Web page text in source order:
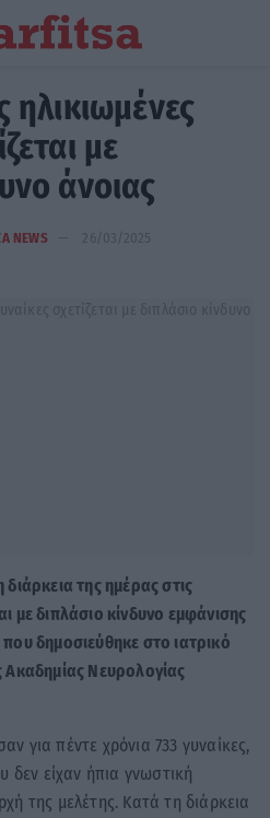
ηλικιωμένες
με
άνοιας
NEWS
26/03/2025
της ημέρας στις
με διπλάσιο κίνδυνο εμφάνισης
δημοσιεύθηκε στο ιατρικό
Ακαδημίας Νευρολογίας
για πέντε χρόνια 733 γυναίκες,
δεν είχαν ήπια γνωστική
της μελέτης. Κατά τη διάρκεια